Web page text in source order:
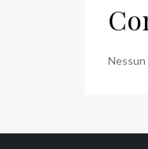
Nessun